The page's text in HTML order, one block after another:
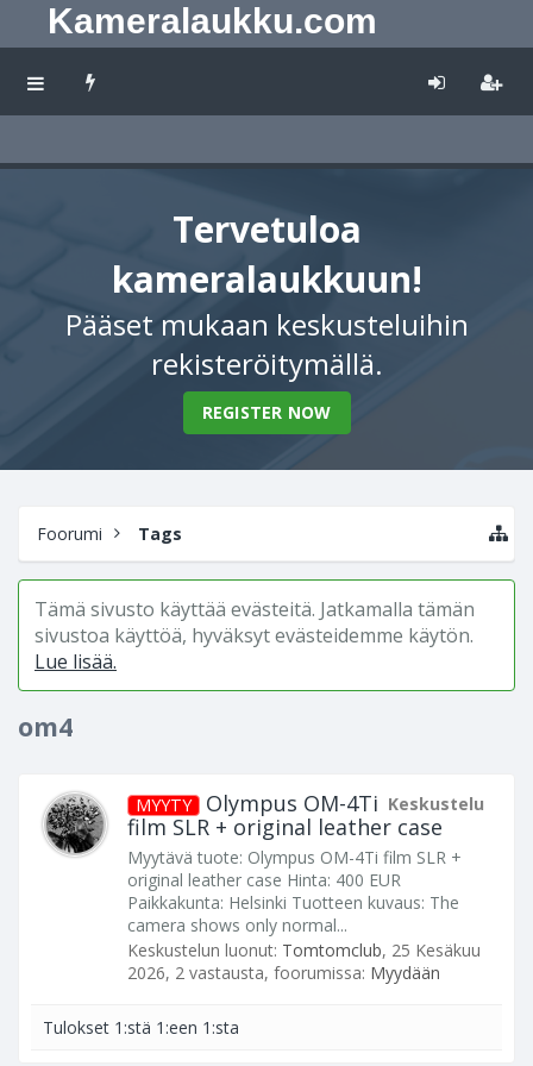
Kameralaukku.com
Tervetuloa
kameralaukkuun!
Pääset mukaan keskusteluihin
rekisteröitymällä.
REGISTER NOW
Foorumi Tags
Tämä sivusto käyttää evästeitä. Jatkamalla tämän
sivustoa käyttöä, hyväksyt evästeidemme käytön.
Lue lisää.
om4
Keskustelu
MYYTY
Olympus OM-4Ti
film SLR + original leather case
Myytävä tuote: Olympus OM-4Ti film SLR +
original leather case Hinta: 400 EUR
Paikkakunta: Helsinki Tuotteen kuvaus: The
camera shows only normal...
Keskustelun luonut: Tomtomclub, 25 Kesäkuu
2026, 2 vastausta, foorumissa: Myydään
Tulokset 1:stä 1:een 1:sta